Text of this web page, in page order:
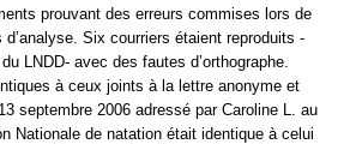
prouvant des erreurs commises lors de
d’analyse. Six courriers étaient reproduits -
LNDD- avec des fautes d’orthographe.
à ceux joints à la lettre anonyme et
septembre 2006 adressé par Caroline L. au
Nationale de natation était identique à celui